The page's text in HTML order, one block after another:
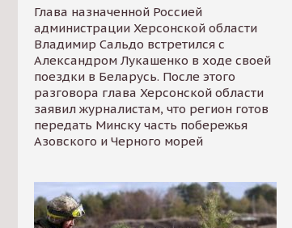
Глава назначенной Россией
администрации Херсонской области
Владимир Сальдо встретился с
Александром Лукашенко в ходе своей
поездки в Беларусь. После этого
разговора глава Херсонской области
заявил журналистам, что регион готов
передать Минску часть побережья
Азовского и Черного морей